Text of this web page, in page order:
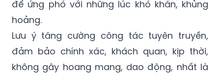
để ứng phó với những lúc khó khăn, khủng
hoảng.
Lưu ý tăng cường công tác tuyên truyền,
đảm bảo chính xác, khách quan, kịp thời,
không gây hoang mang, dao động, nhất là